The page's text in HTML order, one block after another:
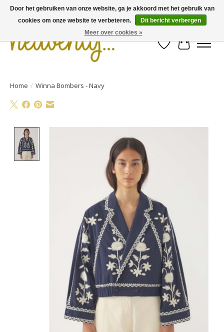
Verlanglijst
Home / Winna Bombers - Navy
Door het gebruiken van onze website, ga je akkoord met het gebruik van
cookies om onze website te verbeteren.
Dit bericht verbergen
Meer over cookies »